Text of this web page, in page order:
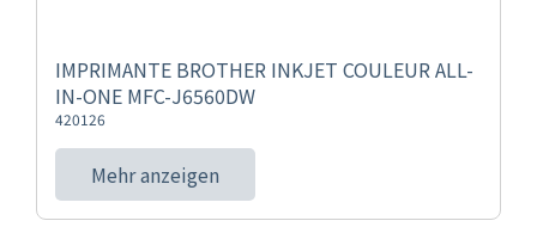
IMPRIMANTE BROTHER INKJET COULEUR ALL-
IN-ONE MFC-J6560DW
420126
Mehr anzeigen